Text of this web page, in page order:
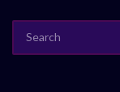
FOR: